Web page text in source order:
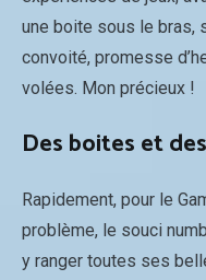
une boite sous le bras,
convoité, promesse
volées. Mon précieux !
Des boites et
Rapidement, pour le
problème, le souci
y ranger toutes ses